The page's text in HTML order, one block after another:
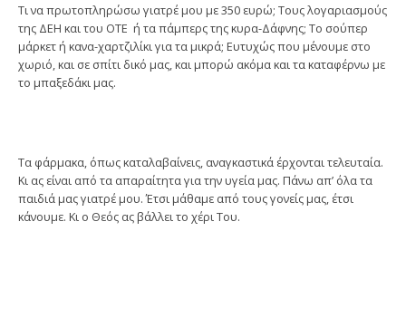
Τι να πρωτοπληρώσω γιατρέ μου με 350 ευρώ; Τους λογαριασμούς
της ΔΕΗ και του ΟΤΕ ή τα πάμπερς της κυρα-Δάφνης; Το σούπερ
μάρκετ ή κανα-χαρτζιλίκι για τα μικρά; Ευτυχώς που μένουμε στο
χωριό, και σε σπίτι δικό μας, και μπορώ ακόμα και τα καταφέρνω με
το μπαξεδάκι μας.
Τα φάρμακα, όπως καταλαβαίνεις, αναγκαστικά έρχονται τελευταία.
Κι ας είναι από τα απαραίτητα για την υγεία μας. Πάνω απ’ όλα τα
παιδιά μας γιατρέ μου. Έτσι μάθαμε από τους γονείς μας, έτσι
κάνουμε. Κι ο Θεός ας βάλλει το χέρι Του.